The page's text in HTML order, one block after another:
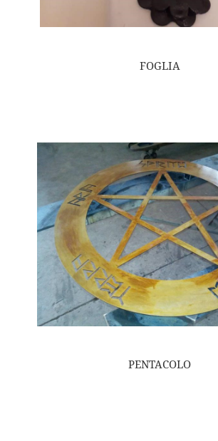
FOGLIA
PENTACOLO